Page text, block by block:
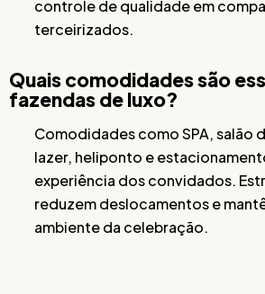
controle de qualidade em
terceirizados.
Quais comodidades são
fazendas de luxo?
Comodidades como SPA, salão
lazer, heliponto e
experiência dos convidados.
reduzem deslocamentos e
ambiente da celebração.